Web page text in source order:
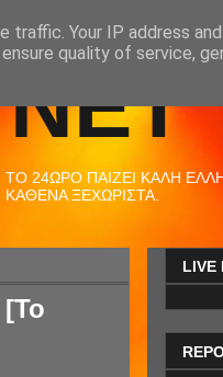
ΠΑΙΖΕΙ ΚΑΛΗ
ΞΕΧΩΡΙΣΤΑ.
[Το
LIVE
Your IP address
quality of service,